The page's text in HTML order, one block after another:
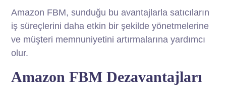
Amazon FBM, sunduğu bu avantajlarla satıcıların
iş süreçlerini daha etkin bir şekilde yönetmelerine
ve müşteri memnuniyetini artırmalarına yardımcı
olur.
Amazon FBM Dezavantajları